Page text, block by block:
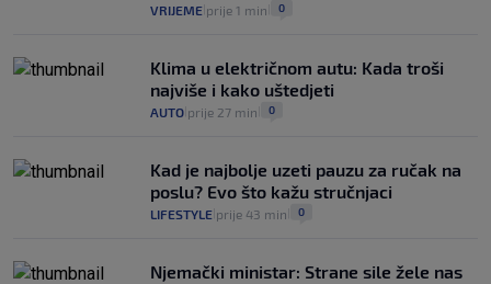
VRIJEME prije 1 min 0
Klima u električnom autu: Kada troši
najviše i kako uštedjeti
AUTO prije 27 min 0
Kad je najbolje uzeti pauzu za ručak na
poslu? Evo što kažu stručnjaci
LIFESTYLE prije 43 min 0
Njemački ministar: Strane sile žele nas